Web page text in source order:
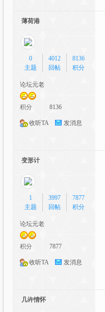
元
薄荷港
0
主题
4012
回帖
8136
积分
论坛元老
积分 8136
收听TA 发消息
变形计
1
主题
3997
回帖
7877
积分
论坛元老
积分 7877
收听TA 发消息
几许情怀